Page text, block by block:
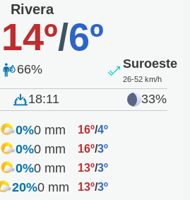
Rivera
14º/6º
66% Suroeste
26-52 km/h
18:11 33%
0%0 mm 16º/4º
0%0 mm 16º/3º
0%0 mm 13º/3º
20%0 mm 13º/3º